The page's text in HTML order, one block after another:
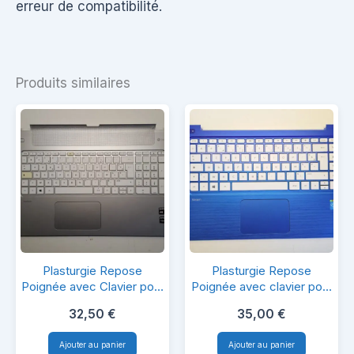
erreur de compatibilité.
Produits similaires
Plasturgie
Repose
Poignée
avec
Plasturgie Repose
Poignée avec Clavier pour
32,50 €
Ajouter au panier
Plasturgie
Repose
Poignée
avec
Plasturgie Repose
Poignée avec clavier pour
35,00 €
Ajouter au panier